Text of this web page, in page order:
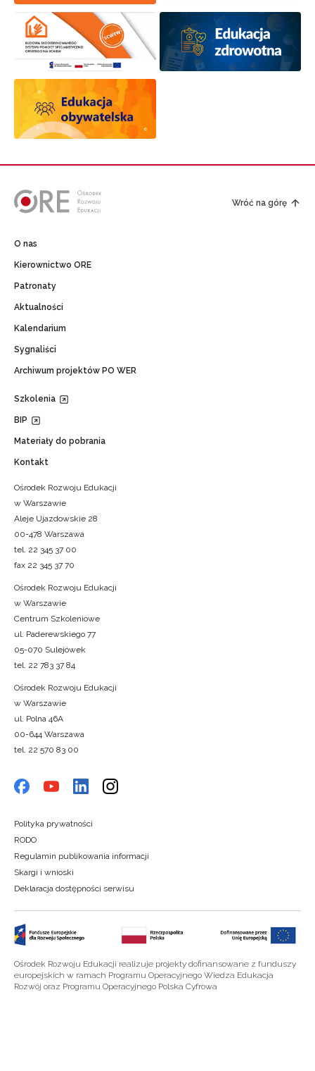
Wróć na górę
O nas
Kierownictwo ORE
Patronaty
Aktualności
Kalendarium
Sygnaliści
Archiwum projektów PO WER
Szkolenia
BIP
Materiały do pobrania
Kontakt
Ośrodek Rozwoju Edukacji
w Warszawie
Aleje Ujazdowskie 28
00-478 Warszawa
tel. 22 345 37 00
fax 22 345 37 70
Ośrodek Rozwoju Edukacji
w Warszawie
Centrum Szkoleniowe
ul. Paderewskiego 77
05-070 Sulejówek
tel. 22 783 37 84
Ośrodek Rozwoju Edukacji
w Warszawie
ul. Polna 46A
00-644 Warszawa
tel. 22 570 83 00
Polityka prywatności
RODO
Regulamin publikowania informacji
Skargi i wnioski
Deklaracja dostępności serwisu
Ośrodek Rozwoju Edukacji realizuje projekty dofinansowane z funduszy
europejskich w ramach Programu Operacyjnego Wiedza Edukacja
Rozwój oraz Programu Operacyjnego Polska Cyfrowa